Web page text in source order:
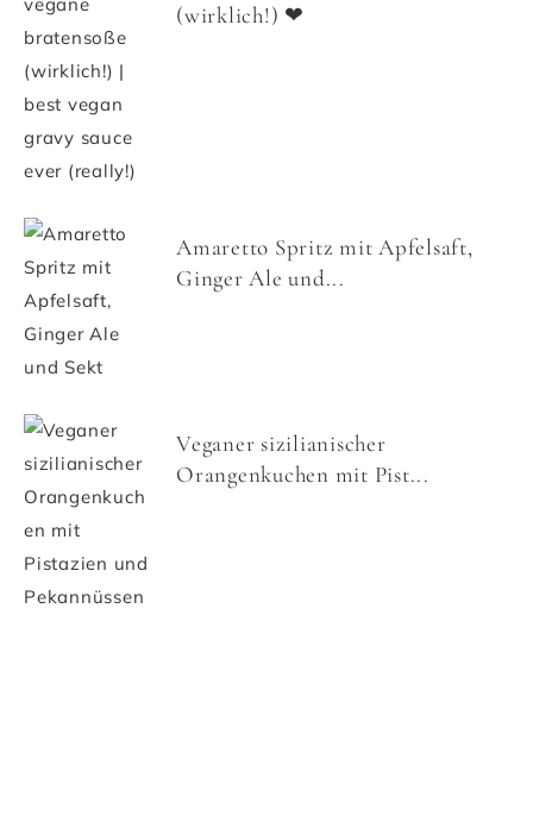
(wirklich!) ❤
Amaretto Spritz mit Apfelsaft,
Ginger Ale und...
Veganer sizilianischer
Orangenkuchen mit Pist...